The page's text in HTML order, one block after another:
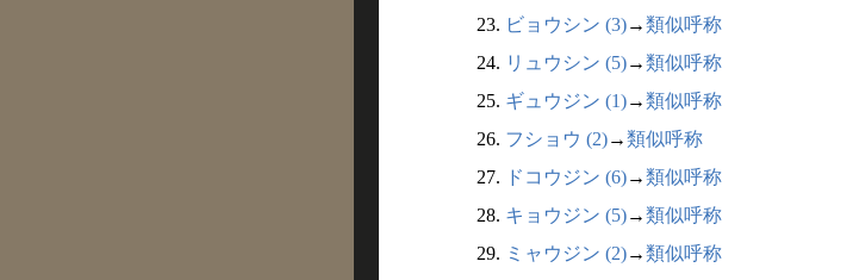
23. ビョウシン (3)→類似呼称
24. リュウシン (5)→類似呼称
25. ギュウジン (1)→類似呼称
26. フショウ (2)→類似呼称
27. ドコウジン (6)→類似呼称
28. キョウジン (5)→類似呼称
29. ミャウジン (2)→類似呼称